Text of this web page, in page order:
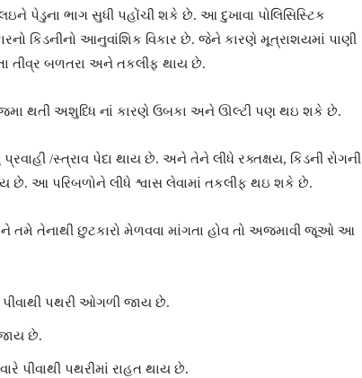
પેડુના ભાગ સુધી પહોંચી શકે છે. આ દુખાવા પોલિસિસ્ટિક
કિડનીનો આનુવાંશિક વિકાર છે. જેને કારણે મૂત્રાશયમાં પાણી
તીવ્ર બળતરા અને તકલીફ થાય છે.
જમા થતી અશુધ્ધિ નાં કારણે ઉબકા અને ઊલ્ટી પણ થઇ શકે છે.
/સ્ત્રાવ પેદા થાય છે. અને તેને લીધે રક્તક્ષય, કિડની રોગની
આ પરિબળોને લીધે શ્વાસ લેવામાં તકલીફ થઇ શકે છે.
તમે તેનાથી છુટકારો મેળવવા માંગતા હોવ તો અજમાવી જૂઓ આ
પથરી ઓગળી જાય છે.
છે.
પીવાથી પથરીમાં રાહત થાય છે.